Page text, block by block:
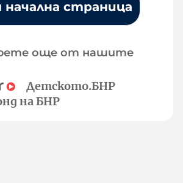
начална страница
още от нашите
Детското.БНР
на БНР